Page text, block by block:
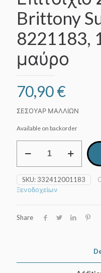
Brittony
8221183,
μαύρο
70,90€
ΣΕΣΟΥΑΡ ΜΑΛΛΙΩΝ
Available on backorder
Σεσουάρ,
Brittony
Support
Base
μαύρο
SKU: 332412001183
Ξενοδοχείων
Share